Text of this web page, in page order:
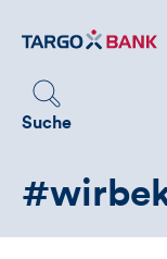
zum
Suche